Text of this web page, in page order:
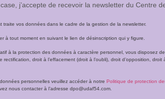
j’accepte de recevoir la newsletter du Centre
traite vos données dans le cadre de la gestion de la newsletter.
à tout moment en suivant le lien de désinscription qui y figure.
à la protection des données à caractère personnel, vous disposez
droit à l’effacement (droit à l’oubli), droit d’opposition, droit
personnelles veuillez accéder à notrePolitique de protection
nous contacter à l’adresse dpo@udaf54.com.